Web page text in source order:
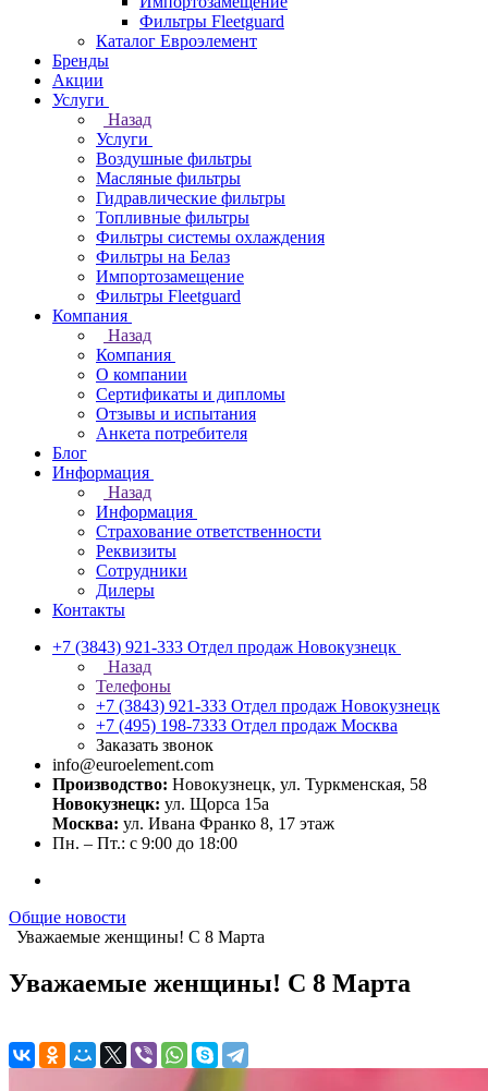
Фильтры Fleetguard
Каталог Евроэлемент
Бренды
Акции
Услуги
Назад
Услуги
Воздушные фильтры
Масляные фильтры
Гидравлические фильтры
Топливные фильтры
Фильтры системы охлаждения
Фильтры на Белаз
Импортозамещение
Фильтры Fleetguard
Компания
Назад
Компания
О компании
Сертификаты и дипломы
Отзывы и испытания
Анкета потребителя
Блог
Информация
Назад
Информация
Страхование ответственности
Реквизиты
Сотрудники
Дилеры
Контакты
+7 (3843) 921-333 Отдел продаж Новокузнецк
Назад
Телефоны
+7 (3843) 921-333 Отдел продаж Новокузнецк
+7 (495) 198-7333 Отдел продаж Москва
Заказать звонок
info@euroelement.com
Производство: Новокузнецк, ул. Туркменская, 58
Новокузнецк: ул. Щорса 15а
Москва: ул. Ивана Франко 8, 17 этаж
Пн. – Пт.: с 9:00 до 18:00
Общие новости
Уважаемые женщины! С 8 Марта
Уважаемые женщины! С 8 Марта